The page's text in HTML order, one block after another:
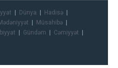
Dünya
Hadisə
Müsahibə
Gündəm
Cəmiyyət